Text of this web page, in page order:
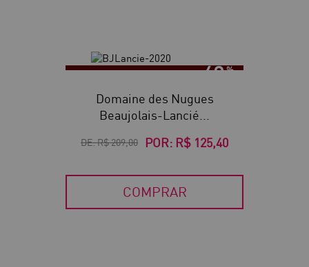
40
Domaine des Nugues
Beaujolais-Lancié...
DE:R$ 209,00 POR: R$ 125,40
COMPRAR